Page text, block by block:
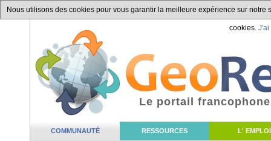
Nous utilisons des cookies pour vous garantir la meilleure expérience sur
cookies. J'ai
COMMUNAUTÉ RESSOURCES L' EMPLOI
Le portail